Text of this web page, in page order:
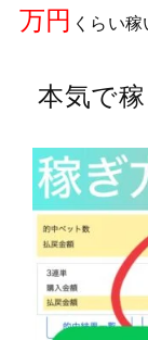
万円 くらい
本気で